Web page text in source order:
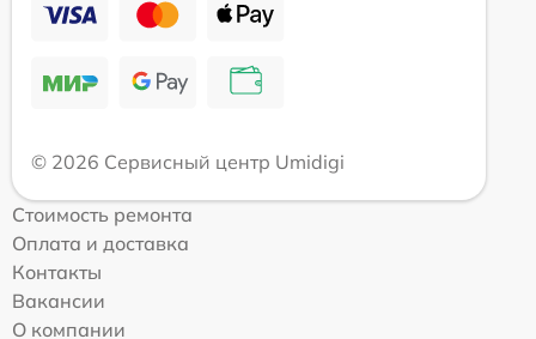
© 2026 Сервисный центр Umidigi
Стоимость ремонта
Оплата и доставка
Контакты
Вакансии
О компании